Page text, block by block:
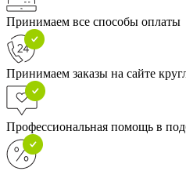
Принимаем все способы оплаты
Принимаем заказы на сайте
Профессиональная помощь в